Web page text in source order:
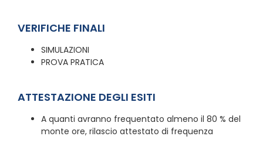
VERIFICHE FINALI
SIMULAZIONI
PROVA PRATICA
ATTESTAZIONE DEGLI ESITI
A quanti avranno frequentato almeno il 80 % del
monte ore, rilascio attestato di frequenza